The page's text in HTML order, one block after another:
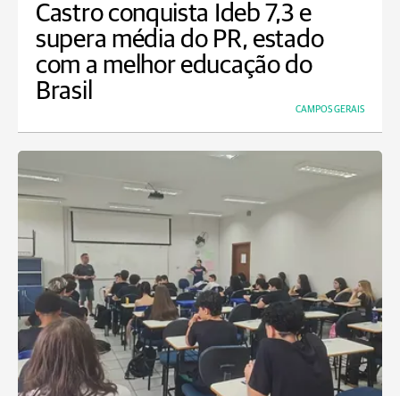
Castro conquista Ideb 7,3 e
supera média do PR, estado
com a melhor educação do
Brasil
CAMPOS GERAIS